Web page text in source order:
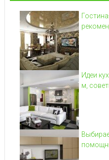
Идеи
м,